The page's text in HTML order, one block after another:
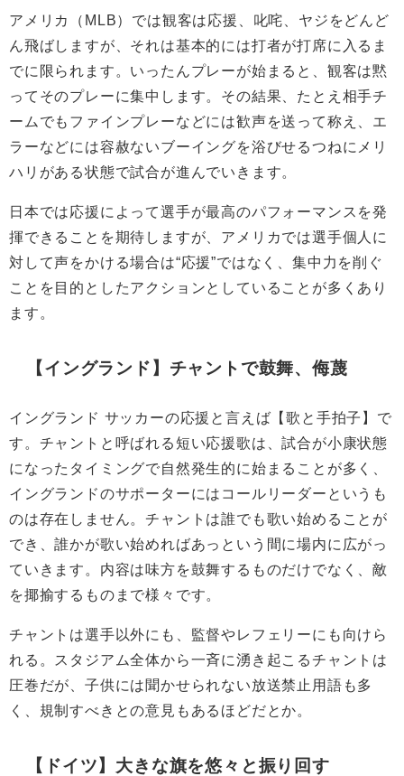
アメリカ（MLB）では観客は応援、叱咤、ヤジをどんど
ん飛ばしますが、それは基本的には打者が打席に入るま
でに限られます。いったんプレーが始まると、観客は黙
ってそのプレーに集中します。その結果、たとえ相手チ
ームでもファインプレーなどには歓声を送って称え、エ
ラーなどには容赦ないブーイングを浴びせるつねにメリ
ハリがある状態で試合が進んでいきます。
日本では応援によって選手が最高のパフォーマンスを発
揮できることを期待しますが、アメリカでは選手個人に
対して声をかける場合は“応援”ではなく、集中力を削ぐ
ことを目的としたアクションとしていることが多くあり
ます。
【イングランド】チャントで鼓舞、侮蔑
イングランド サッカーの応援と言えば【歌と手拍子】で
す。チャントと呼ばれる短い応援歌は、試合が小康状態
になったタイミングで自然発生的に始まることが多く、
イングランドのサポーターにはコールリーダーというも
のは存在しません。チャントは誰でも歌い始めることが
でき、誰かが歌い始めればあっという間に場内に広がっ
ていきます。内容は味方を鼓舞するものだけでなく、敵
を揶揄するものまで様々です。
チャントは選手以外にも、監督やレフェリーにも向けら
れる。スタジアム全体から一斉に湧き起こるチャントは
圧巻だが、子供には聞かせられない放送禁止用語も多
く、規制すべきとの意見もあるほどだとか。
【ドイツ】大きな旗を悠々と振り回す